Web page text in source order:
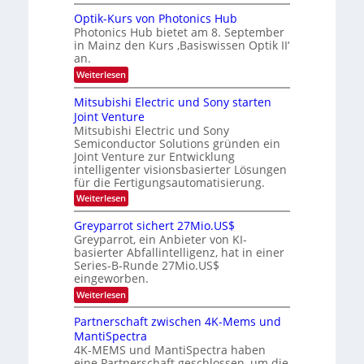
t
u
n
g
s
-
T
e
n
d
s
c
h
s
t
u
i
m
e
r
s
t
e
n
H
a
l
b
j
a
h
r
e
u
s
-
S
m
i
a
r
-
E
i
s
a
t
z
n
i
m
m
t
i
n
d
e
D
A
C
H
-
I
n
d
u
s
t
Optik-Kurs von Photonics Hub
Photonics Hub bietet am 8. September
in Mainz den Kurs ‚Basiswissen Optik II‘
an.
Weiterlesen:
O
p
t
i
k
-
K
u
r
s
v
o
n
P
h
o
t
o
n
i
s
H
u
b
Mitsubishi Electric und Sony starten
Joint Venture
Mitsubishi Electric und Sony
Semiconductor Solutions gründen ein
Joint Venture zur Entwicklung
intelligenter visionsbasierter Lösungen
für die Fertigungsautomatisierung.
Weiterlesen:
M
t
s
u
b
i
s
h
i
E
l
e
Greyparrot sichert 27Mio.US$
Greyparrot, ein Anbieter von KI-
basierter Abfallintelligenz, hat in einer
Series-B-Runde 27Mio.US$
eingeworben.
Weiterlesen:
G
r
e
y
p
Partnerschaft zwischen 4K-Mems und
MantiSpectra
4K-MEMS und MantiSpectra haben